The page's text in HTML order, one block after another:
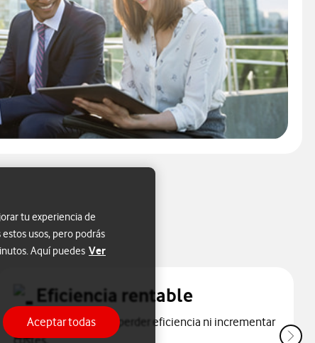
Eficiencia rentable
Máxima fiabilidad sin perder eficiencia ni incrementar
costes.
tu experiencia de
usos, pero podrás
Aquí puedes Ver
Aceptar todas